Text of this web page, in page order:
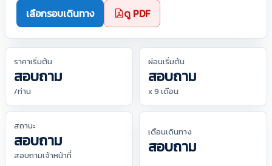
เลือกรอบเดินทาง ดู PDF
ราคาเริ่มต้น
สอบถาม
/ท่าน
ผ่อนเริ่มต้น
สอบถาม
x 9 เดือน
สถานะ
สอบถาม
สอบถามเจ้าหน้าที่
เดือนเดินทาง
สอบถาม